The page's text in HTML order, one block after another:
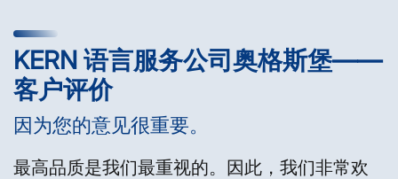
KERN 语言服务公司奥格斯堡——
客户评价
因为您的意见很重要。
最高品质是我们最重视的。因此，我们非常欢